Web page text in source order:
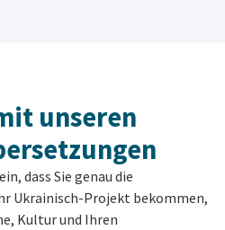
unseren
dass Sie genau die
Ukrainisch-Projekt bekommen,
Kultur und Ihren